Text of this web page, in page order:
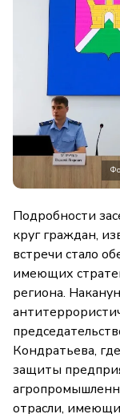
Подробности
круг граждан,
встречи стало
имеющих
региона.
Кондратьева,
защиты
отрасли,